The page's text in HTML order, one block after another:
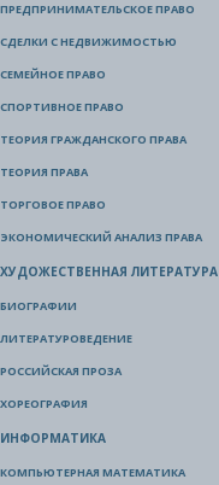
ПРЕДПРИНИМАТЕЛЬСКОЕ ПРАВО
СДЕЛКИ С НЕДВИЖИМОСТЬЮ
СЕМЕЙНОЕ ПРАВО
СПОРТИВНОЕ ПРАВО
ТЕОРИЯ ГРАЖДАНСКОГО ПРАВА
ТЕОРИЯ ПРАВА
ТОРГОВОЕ ПРАВО
ЭКОНОМИЧЕСКИЙ АНАЛИЗ ПРАВА
ХУДОЖЕСТВЕННАЯ ЛИТЕРАТУРА
БИОГРАФИИ
ЛИТЕРАТУРОВЕДЕНИЕ
РОССИЙСКАЯ ПРОЗА
ХОРЕОГРАФИЯ
ИНФОРМАТИКА
КОМПЬЮТЕРНАЯ МАТЕМАТИКА